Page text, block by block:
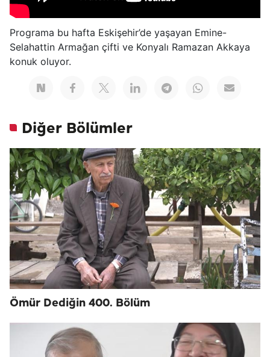
Programa bu hafta Eskişehir’de yaşayan Emine-
Selahattin Armağan çifti ve Konyalı Ramazan Akkaya
konuk oluyor.
Diğer Bölümler
Ömür Dediğin 400. Bölüm